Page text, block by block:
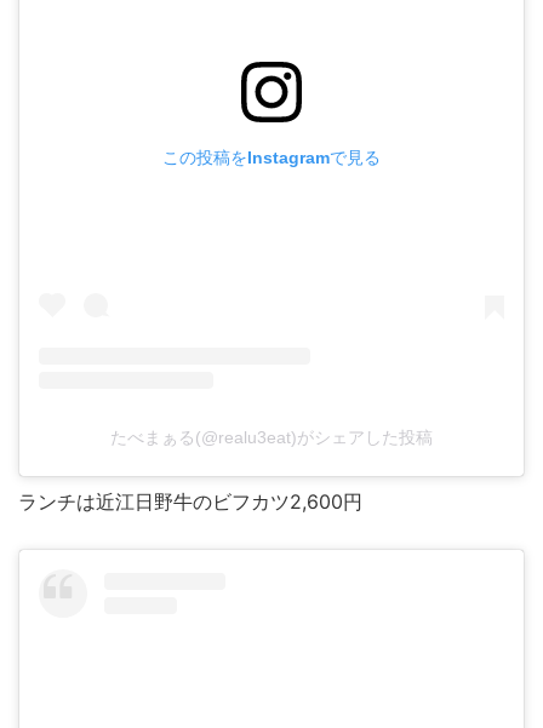
この投稿をInstagramで見る
たべまぁる(@realu3eat)がシェアした投稿
ランチは近江日野牛のビフカツ2,600円